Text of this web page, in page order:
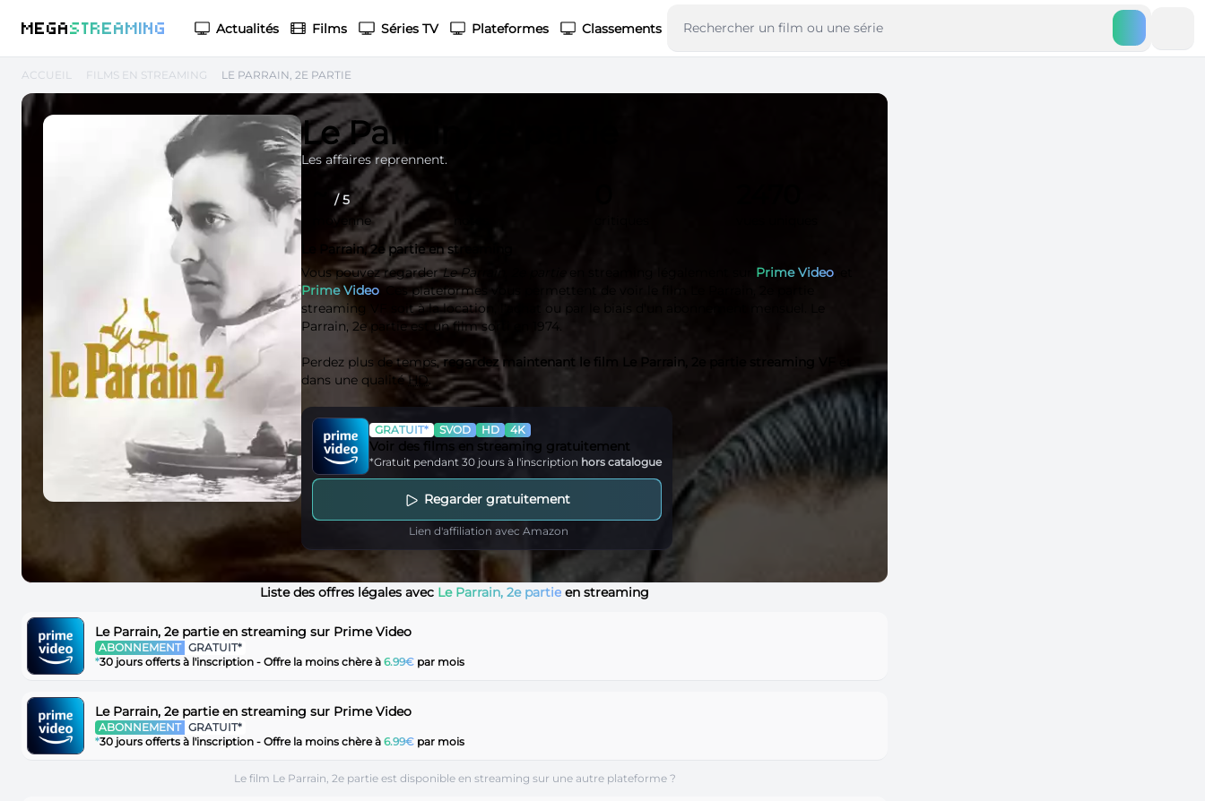
MEGASTREAMING Actualités Films Séries TV Plateformes Classements
ACCUEIL FILMS EN STREAMING LE PARRAIN, 2E PARTIE
Le Parrain, 2e partie
Les affaires reprennent.
~/ 5
moyenne
Le Parrain, 2e partie en streaming
Vous pouvez regarderLe Parrain, 2e partie Prime Video
Prime Video . Ces plateformes vous permettent de voir le film Le Parrain, 2e partie
streaming VF soit à la location, l'achat ou par le biais d'un abonnement mensuel. Le
Parrain, 2e partie est un film sorti en 1974.
Perdez plus de temps,regardez maintenant le film Le Parrain, 2e partie streaming VF
dans une qualitéHD.
GRATUIT* SVOD HD 4K
Voir des films en streaming gratuitement
*Gratuit pendant 30 jours à l'inscription hors catalogue
Regarder gratuitement
Lien d'affiliation avec Amazon
Liste des offres légales avec Le Parrain, 2e partie en streaming
Le Parrain, 2e partie en streaming sur Prime Video
ABONNEMENT GRATUIT*
*30 jours offerts à l'inscription - Offre la moins chère à 6.99€ par mois
Le Parrain, 2e partie en streaming sur Prime Video
ABONNEMENT GRATUIT*
*30 jours offerts à l'inscription - Offre la moins chère à 6.99€ par mois
Le film Le Parrain, 2e partie est disponible en streaming sur une autre plateforme ?